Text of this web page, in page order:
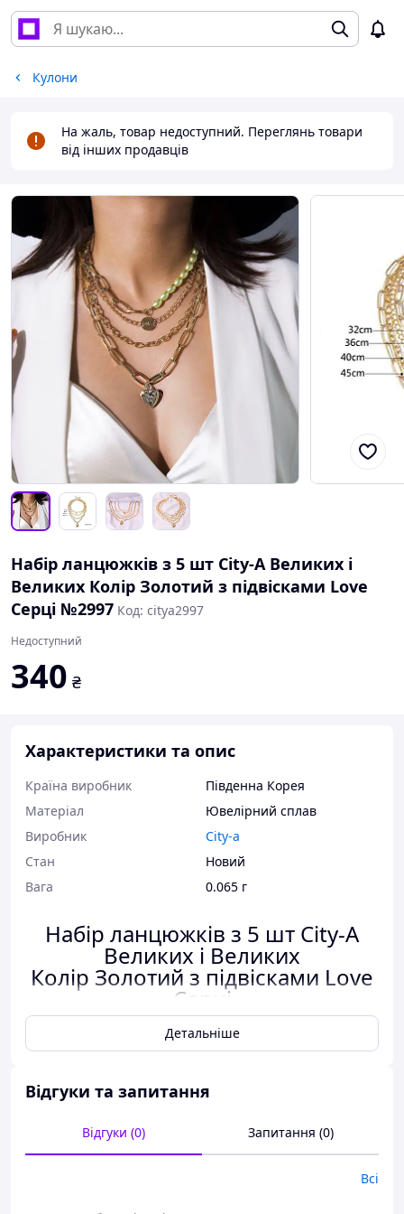
Кулони
На жаль, товар недоступний. Переглянь товари
від інших продавців
Набір ланцюжків з 5 шт City-A Великих і
Великих Колір Золотий з підвісками Love
Серці №2997 Код: citya2997
Недоступний
340 ₴
Характеристики та опис
Країна виробник
Південна Корея
Матеріал
Ювелірний сплав
Виробник
City-a
Стан
Новий
Вага
0.065 г
Набір ланцюжків з 5 шт City-A
Великих і Великих
Колір Золотий з підвісками Love
Серці
№2997
Матеріал:Ювелірний Сплав
Детальніше
Відгуки та запитання
Відгуки (0) Запитання (0)
Всі